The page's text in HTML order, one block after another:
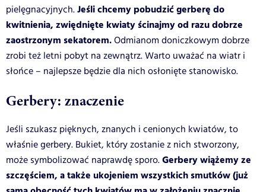
pielęgnacyjnych.Jeśli chcemy pobudzić gerberę do
kwitnienia, zwiędnięte kwiaty ścinajmy od razu dobrze
zaostrzonym sekatorem.Odmianom doniczkowym dobrze
zrobi też letni pobyt na zewnątrz. Warto uważać na wiatr i
słońce – najlepsze będzie dla nich osłonięte stanowisko.
Gerbery: znaczenie
Jeśli szukasz pięknych, znanych i cenionych kwiatów, to
właśnie gerbery. Bukiet, który zostanie z nich stworzony,
może symbolizować naprawdę sporo.Gerbery wiążemy ze
szczęściem, a także ukojeniem wszystkich smutków (już